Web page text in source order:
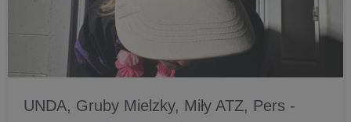
UNDA, Gruby Mielzky, Miły ATZ, Pers -